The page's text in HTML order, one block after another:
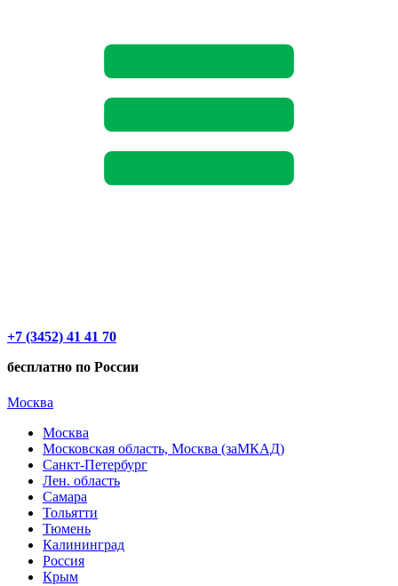
+7 (3452) 41 41 70
бесплатно по России
Москва
Москва
Московская область, Москва (заМКАД)
Санкт-Петербург
Лен. область
Самара
Тольятти
Тюмень
Калининград
Россия
Крым